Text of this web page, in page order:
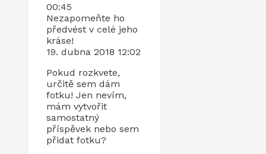
00:45
Nezapomeňte ho
předvést v celé jeho
kráse!
19. dubna 2018 12:02
Pokud rozkvete,
určitě sem dám
fotku! Jen nevím,
mám vytvořit
samostatný
příspěvek nebo sem
přidat fotku?